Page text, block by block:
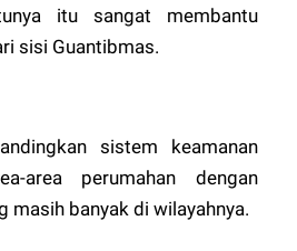
itu sangat membantu
sisi Guantibmas.
sistem keamanan
area perumahan dengan
masih banyak di wilayahnya.